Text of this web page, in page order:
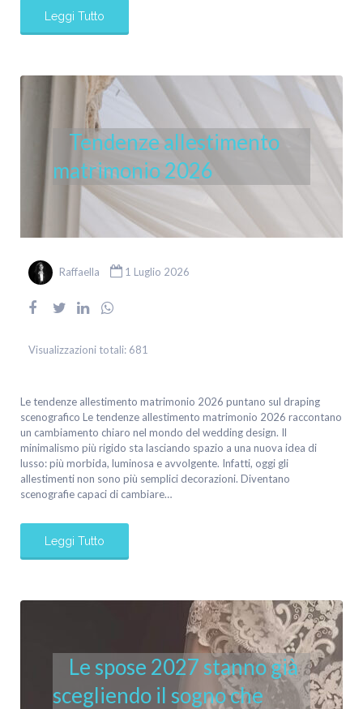
Leggi Tutto
Tendenze allestimento
matrimonio 2026
Raffaella 1 Luglio 2026
Visualizzazioni totali: 681
Le tendenze allestimento matrimonio 2026 puntano sul draping
scenografico Le tendenze allestimento matrimonio 2026 raccontano
un cambiamento chiaro nel mondo del wedding design. Il
minimalismo più rigido sta lasciando spazio a una nuova idea di
lusso: più morbida, luminosa e avvolgente. Infatti, oggi gli
allestimenti non sono più semplici decorazioni. Diventano
scenografie capaci di cambiare…
Leggi Tutto
Le spose 2027 stanno già
scegliendo il sogno che